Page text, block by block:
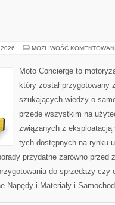
MOŻLIWOŚĆ
Moto Concierge to
który został przygotowany
szukających wiedzy o
przede wszystkim na
związanych z eksploatacją
tych dostępnych na rynku
przydatne zarówno przed
do sprzedaży czy
Napędy i Materiały i